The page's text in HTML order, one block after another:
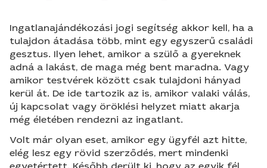
Ingatlanajándékozási jogi segítség akkor kell, ha a
tulajdon átadása több, mint egy egyszerű családi
gesztus. Ilyen lehet, amikor a szülő a gyereknek
adná a lakást, de maga még bent maradna. Vagy
amikor testvérek között csak tulajdoni hányad
kerül át. De ide tartozik az is, amikor valaki válás,
új kapcsolat vagy öröklési helyzet miatt akarja
még életében rendezni az ingatlant.
Volt már olyan eset, amikor egy ügyfél azt hitte,
elég lesz egy rövid szerződés, mert mindenki